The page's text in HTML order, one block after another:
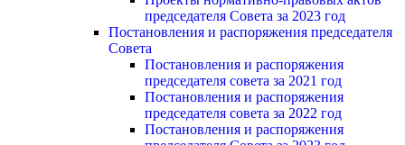
председателя Cовета за 2023 год
Постановления и распоряжения председателя
Cовета
Постановления и распоряжения
председателя совета за 2021 год
Постановления и распоряжения
председателя совета за 2022 год
Постановления и распоряжения